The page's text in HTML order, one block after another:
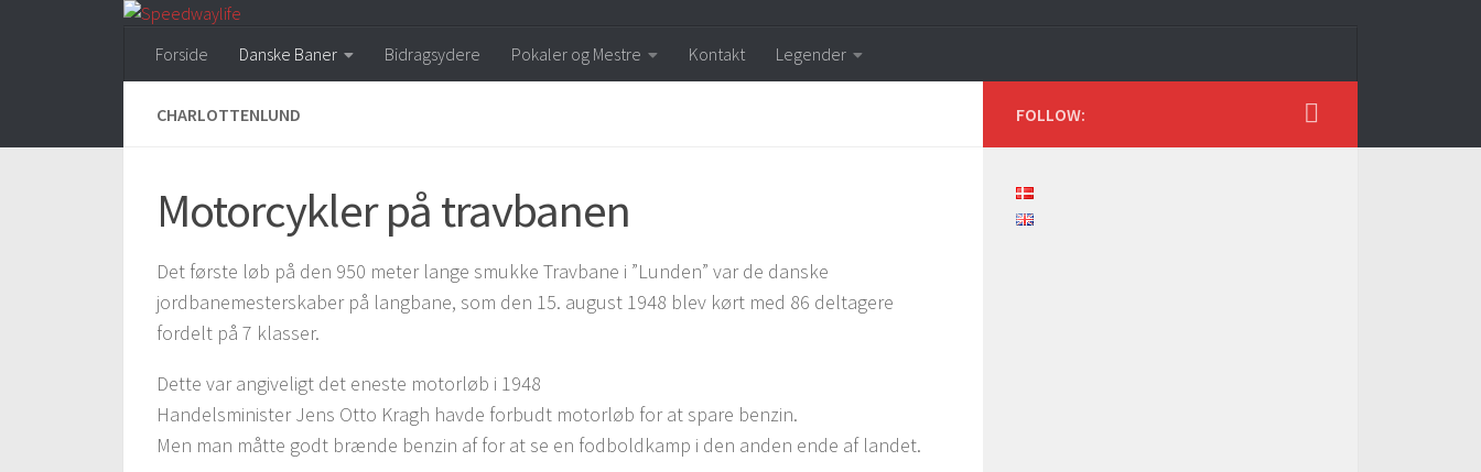
Forside
Danske Baner Bidragsydere Pokaler og Mestre Kontakt Legender
CHARLOTTENLUND
Motorcykler på travbanen
Det første løb på den 950 meter lange smukke Travbane i ”Lunden” var de danske
jordbanemesterskaber på langbane, som den 15. august 1948 blev kørt med 86 deltagere
fordelt på 7 klasser.
Dette var angiveligt det eneste motorløb i 1948
Handelsminister Jens Otto Kragh havde forbudt motorløb for at spare benzin.
Men man måtte godt brænde benzin af for at se en fodboldkamp i den anden ende af landet.
FOLLOW: